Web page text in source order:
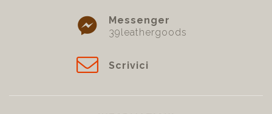
Messenger
39leathergoods
Scrivici